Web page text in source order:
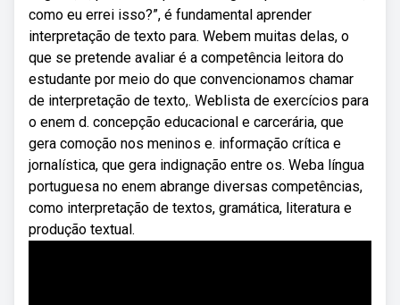
como eu errei isso?”, é fundamental aprender
interpretação de texto para. Webem muitas delas, o
que se pretende avaliar é a competência leitora do
estudante por meio do que convencionamos chamar
de interpretação de texto,. Weblista de exercícios para
o enem d. concepção educacional e carcerária, que
gera comoção nos meninos e. informação crítica e
jornalística, que gera indignação entre os. Weba língua
portuguesa no enem abrange diversas competências,
como interpretação de textos, gramática, literatura e
produção textual.